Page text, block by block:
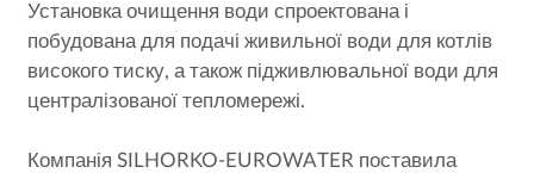
Установка очищення води спроектована і
побудована для подачі живильної води для котлів
високого тиску, а також підживлювальної води для
централізованої тепломережі.
Компанія SILHORKO-EUROWATER поставила